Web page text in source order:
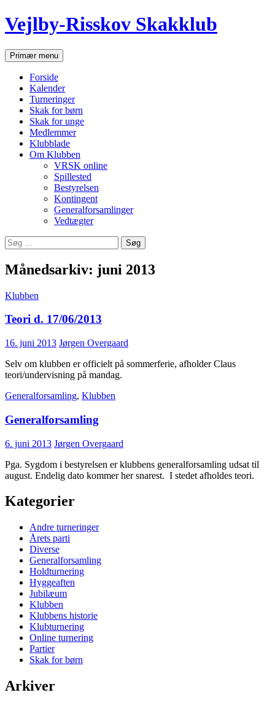
Hop
til
Vejlby-Risskov Skakklub
SøgPrimær menu
Forside
Kalender
Turneringer
Skak for børn
Skak for unge
Medlemmer
Klubblade
Om Klubben
VRSK online
Spillested
Bestyrelsen
Kontingent
Generalforsamlinger
Vedtægter
Søg
efter:
Månedsarkiv: juni 2013
Klubben
Teori d. 17/06/2013
16. juni 2013 Jørgen Overgaard
Selv om klubben er officielt på sommerferie, afholder Claus
teori/undervisning på mandag.
Generalforsamling, Klubben
Generalforsamling
6. juni 2013 Jørgen Overgaard
Pga. Sygdom i bestyrelsen er klubbens generalforsamling udsat til
august. Endelig dato kommer her snarest. I stedet afholdes teori.
Kategorier
Andre turneringer
Årets parti
Diverse
Generalforsamling
Holdturnering
Hyggeaften
Jubilæum
Klubben
Klubbens historie
Klubturnering
Online turnering
Partier
Skak for børn
Arkiver